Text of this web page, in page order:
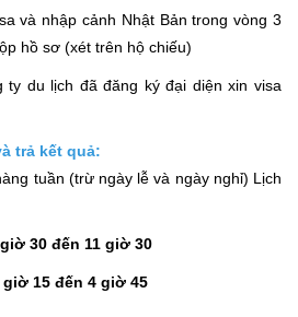
và nhập cảnh Nhật Bản trong vòng 3
hồ sơ (xét trên hộ chiếu)
du lịch đã đăng ký đại diện xin visa
trả kết quả:
tuần (trừ ngày lễ và ngày nghỉ) Lịch
30 đến 11 giờ 30
giờ 15 đến 4 giờ 45